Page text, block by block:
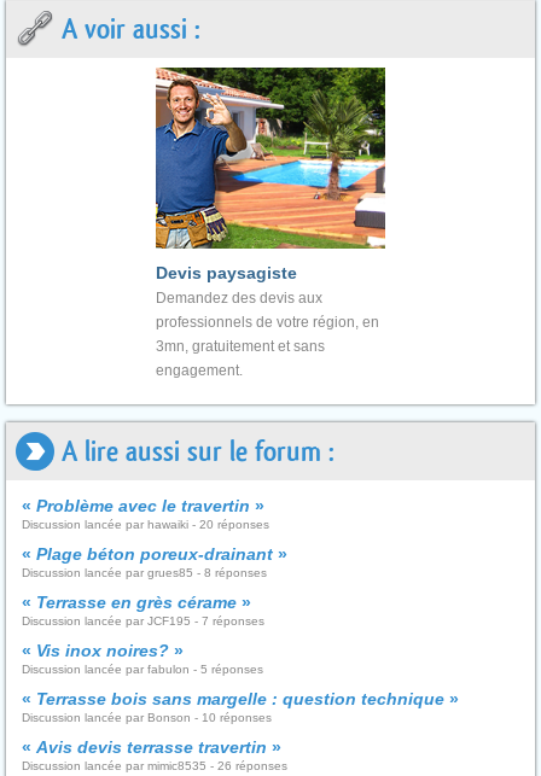
A voir aussi :
Devis paysagiste
Demandez des devis aux
professionnels de votre région, en
3mn, gratuitement et sans
engagement.
A lire aussi sur le forum :
« Problème avec le travertin »
Discussion lancée par hawaiki - 20 réponses
« Plage béton poreux-drainant »
Discussion lancée par grues85 - 8 réponses
« Terrasse en grès cérame »
Discussion lancée par JCF195 - 7 réponses
« Vis inox noires? »
Discussion lancée par fabulon - 5 réponses
« Terrasse bois sans margelle : question technique »
Discussion lancée par Bonson - 10 réponses
« Avis devis terrasse travertin »
Discussion lancée par mimic8535 - 26 réponses